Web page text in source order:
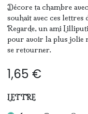
Décore ta chambre
souhait avec ces lettres
Regarde, un ami
pour avoir la plus jolie
se retourner.
1,65 €
LETTRE